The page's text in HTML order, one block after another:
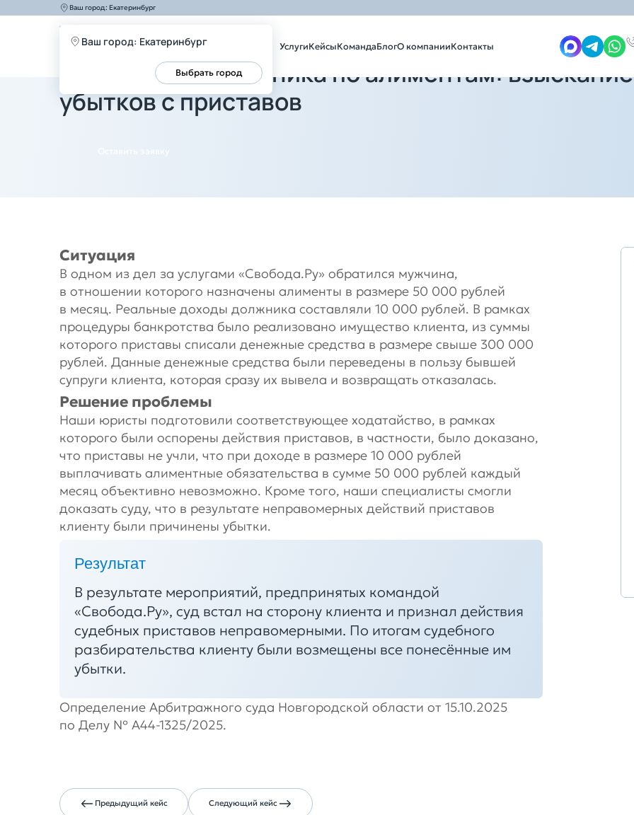
Ваш город: Екатеринбург
УслугиКейсыКомандаБлогО компанииКонтакты
Ваш город: Екатеринбург
Выбрать город
Главная
Защита прав должника по алиментам: взыскание
убытков с приставов
Ситуация
В одном из дел за услугами «Свобода.Ру» обратился мужчина,
в отношении которого назначены алименты в размере 50 000 рублей
в месяц. Реальные доходы должника составляли 10 000 рублей. В рамках
процедуры банкротства было реализовано имущество клиента, из суммы
которого приставы списали денежные средства в размере свыше 300 000
рублей. Данные денежные средства были переведены в пользу бывшей
супруги клиента, которая сразу их вывела и возвращать отказалась.
Решение проблемы
Наши юристы подготовили соответствующее ходатайство, в рамках
которого были оспорены действия приставов, в частности, было доказано,
что приставы не учли, что при доходе в размере 10 000 рублей
выплачивать алиментные обязательства в сумме 50 000 рублей каждый
месяц объективно невозможно. Кроме того, наши специалисты смогли
доказать суду, что в результате неправомерных действий приставов
клиенту были причинены убытки.
Результат
В результате мероприятий, предпринятых командой
«Свобода.Ру», суд встал на сторону клиента и признал действия
судебных приставов неправомерными. По итогам судебного
разбирательства клиенту были возмещены все понесённые им
убытки.
Определение Арбитражного суда Новгородской области от 15.10.2025
по Делу № А44-1325/2025.
Предыдущий кейс Следующий кейс